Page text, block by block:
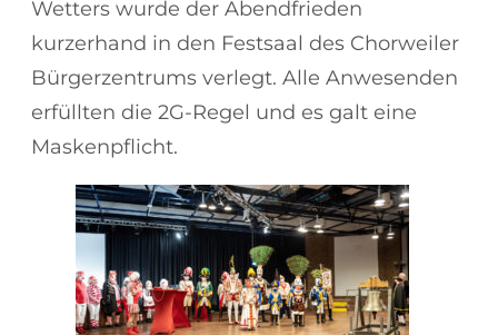
Wetters wurde der Abendfrieden
kurzerhand in den Festsaal des Chorweiler
Bürgerzentrums verlegt. Alle Anwesenden
erfüllten die 2G-Regel und es galt eine
Maskenpflicht.